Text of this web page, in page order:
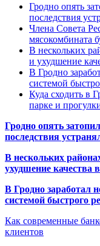
Гродно опять
последствия
Члена Совета
мясокомбината
В нескольких
и ухудшение
В Гродно
системой
Куда сходить в
парке и
Гродно опять
последствия
В нескольких
ухудшение качества
В Гродно заработал
системой быстрого
Как современные
клиентов